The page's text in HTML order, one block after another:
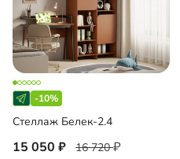
-10%
Стеллаж Белек-2.4
15 050 16 720